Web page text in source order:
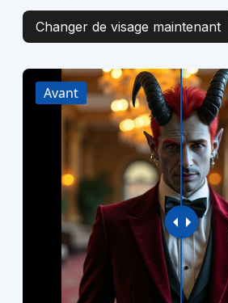
Changer de visage maintenant
Avant